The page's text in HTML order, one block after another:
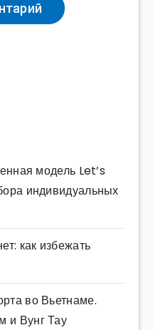
модель Let’s
индивидуальных
как избежать
во Вьетнаме.
и Вунг Тау